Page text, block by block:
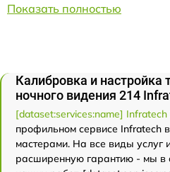
Показать полностью
Калибровка и настройка
ночного видения 214
[dataset:services:name] Infratech
профильном сервисе Infratech
мастерами. На все виды услуг
расширенную гарантию - мы в